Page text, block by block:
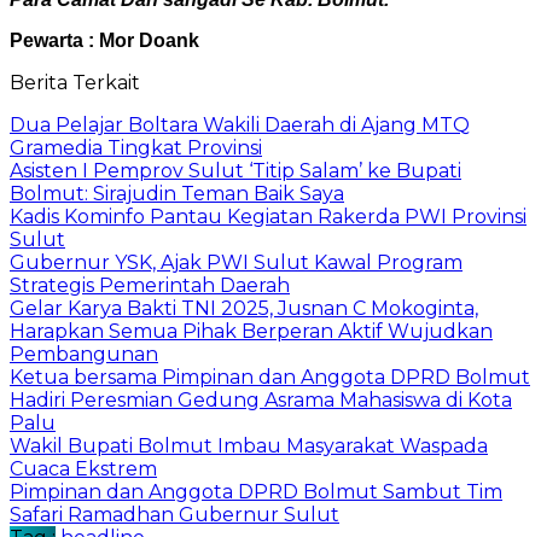
Pewarta : Mor Doank
Berita Terkait
Dua Pelajar Boltara Wakili Daerah di Ajang MTQ
Gramedia Tingkat Provinsi
Asisten I Pemprov Sulut ‘Titip Salam’ ke Bupati
Bolmut: Sirajudin Teman Baik Saya
Kadis Kominfo Pantau Kegiatan Rakerda PWI Provinsi
Sulut
Gubernur YSK, Ajak PWI Sulut Kawal Program
Strategis Pemerintah Daerah
Gelar Karya Bakti TNI 2025, Jusnan C Mokoginta,
Harapkan Semua Pihak Berperan Aktif Wujudkan
Pembangunan
Ketua bersama Pimpinan dan Anggota DPRD Bolmut
Hadiri Peresmian Gedung Asrama Mahasiswa di Kota
Palu
Wakil Bupati Bolmut Imbau Masyarakat Waspada
Cuaca Ekstrem
Pimpinan dan Anggota DPRD Bolmut Sambut Tim
Safari Ramadhan Gubernur Sulut